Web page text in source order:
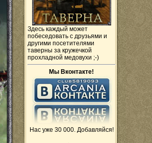
Здесь каждый может
побеседовать с друзьями и
другими посетителями
таверны за кружечкой
прохладной медовухи ;-)
Мы Вконтакте!
Нас уже 30 000. Добавляйся!